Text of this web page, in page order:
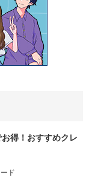
得！おすすめクレ
ド